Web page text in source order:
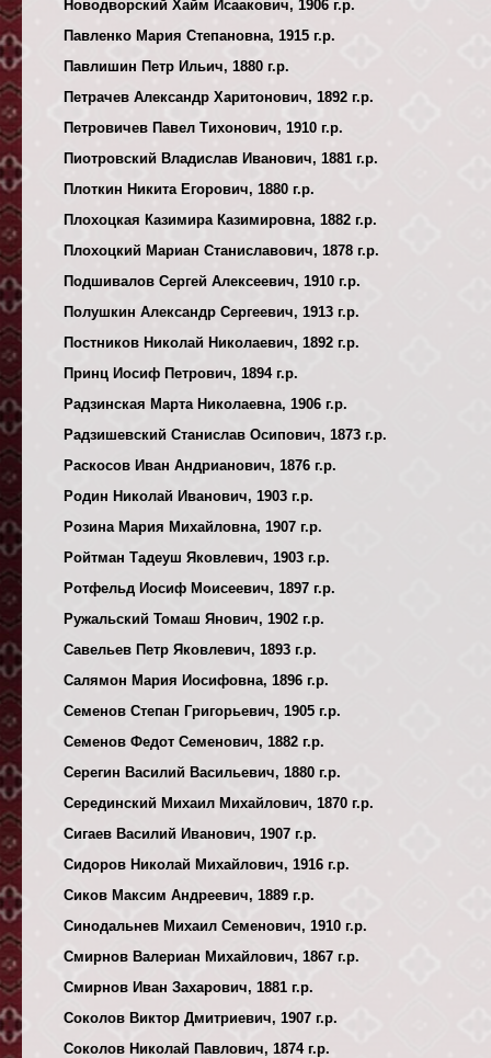
Новодворский Хайм Исаакович, 1906 г.р.
Павленко Мария Степановна, 1915 г.р.
Павлишин Петр Ильич, 1880 г.р.
Петрачев Александр Харитонович, 1892 г.р.
Петровичев Павел Тихонович, 1910 г.р.
Пиотровский Владислав Иванович, 1881 г.р.
Плоткин Никита Егорович, 1880 г.р.
Плохоцкая Казимира Казимировна, 1882 г.р.
Плохоцкий Мариан Станиславович, 1878 г.р.
Подшивалов Сергей Алексеевич, 1910 г.р.
Полушкин Александр Сергеевич, 1913 г.р.
Постников Николай Николаевич, 1892 г.р.
Принц Иосиф Петрович, 1894 г.р.
Радзинская Марта Николаевна, 1906 г.р.
Радзишевский Станислав Осипович, 1873 г.р.
Раскосов Иван Андрианович, 1876 г.р.
Родин Николай Иванович, 1903 г.р.
Розина Мария Михайловна, 1907 г.р.
Ройтман Тадеуш Яковлевич, 1903 г.р.
Ротфельд Иосиф Моисеевич, 1897 г.р.
Ружальский Томаш Янович, 1902 г.р.
Савельев Петр Яковлевич, 1893 г.р.
Салямон Мария Иосифовна, 1896 г.р.
Семенов Степан Григорьевич, 1905 г.р.
Семенов Федот Семенович, 1882 г.р.
Серегин Василий Васильевич, 1880 г.р.
Серединский Михаил Михайлович, 1870 г.р.
Сигаев Василий Иванович, 1907 г.р.
Сидоров Николай Михайлович, 1916 г.р.
Сиков Максим Андреевич, 1889 г.р.
Синодальнев Михаил Семенович, 1910 г.р.
Смирнов Валериан Михайлович, 1867 г.р.
Смирнов Иван Захарович, 1881 г.р.
Соколов Виктор Дмитриевич, 1907 г.р.
Соколов Николай Павлович, 1874 г.р.